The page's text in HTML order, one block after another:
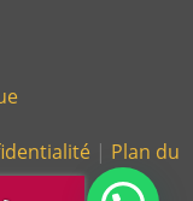
| Plan du